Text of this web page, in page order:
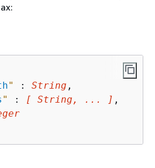
" : String ,
" : [ String, ... ] ,